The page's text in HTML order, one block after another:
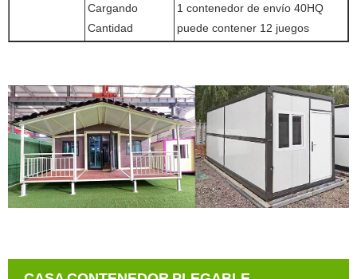
Cargando
Cantidad
1 contenedor de envío 40HQ
puede contener 12 juegos